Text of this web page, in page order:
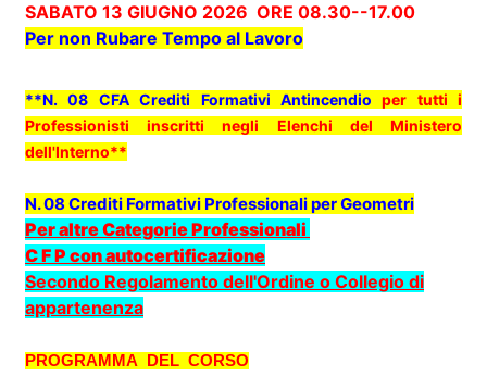
SABATO 13 GIUGNO 2026 ORE 08.30--17.00
Per non Rubare Tempo al Lavoro
**N. 08 CFACrediti Formativi Antincendio per tutti i
Professionisti inscritti negli Elenchi del Ministero
dell'Interno**
N. 08 Crediti Formativi Professionali per Geometri
Per altre Categorie Professionali
C F P con autocertificazione
Secondo Regolamento dell'Ordine o Collegio di
appartenenza
PROGRAMMA DEL CORSO